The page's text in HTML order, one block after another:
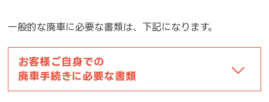
一般的な廃車に必要な書類は、下記になります。
お客様ご自身での
廃車手続きに必要な書類